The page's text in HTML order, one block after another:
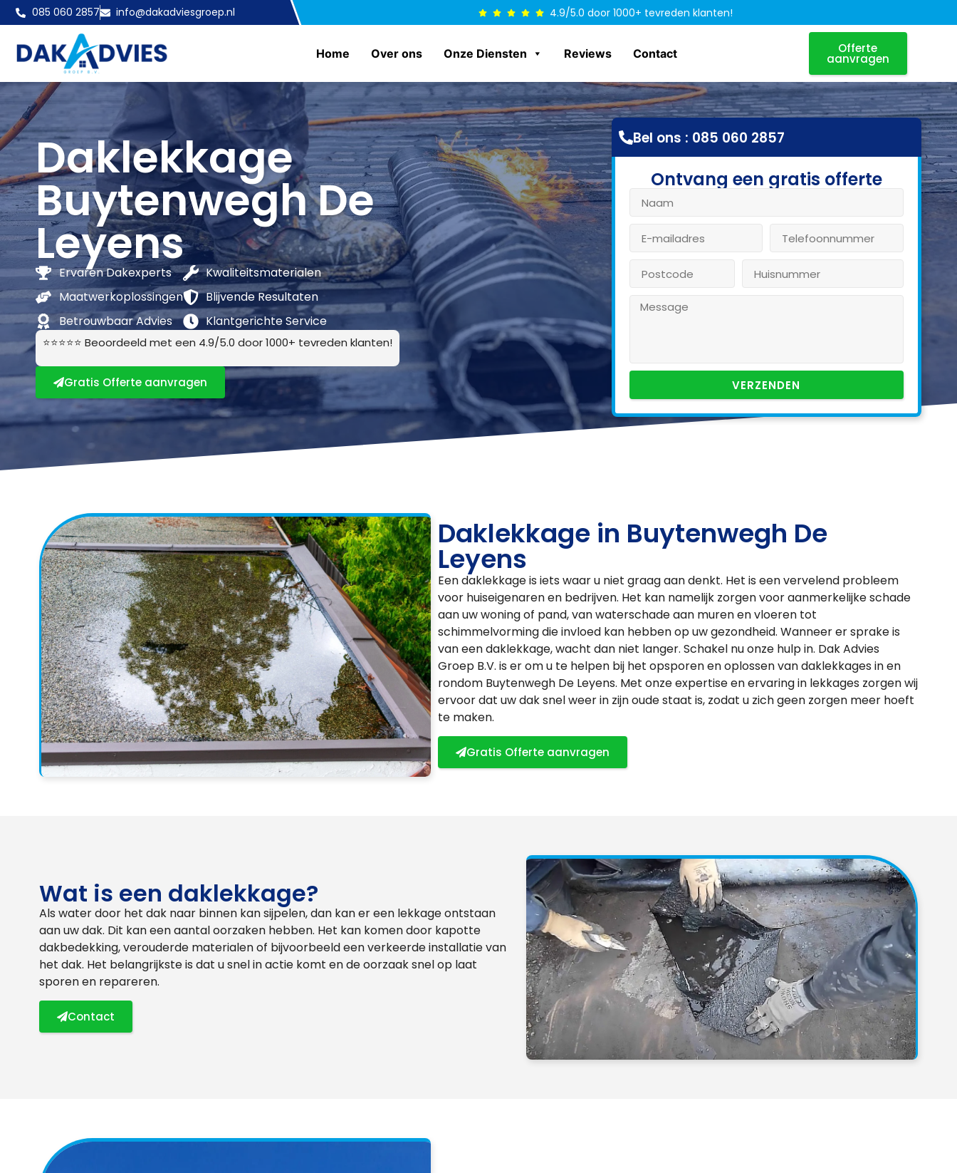
085 060 2857 info@dakadviesgroep.nl 4.9/5.0 door 1000+ tevreden klanten!
Home Over ons Onze Diensten Reviews Contact Offerte
aanvragen
Daklekkage
Buytenwegh De
Leyens
Ervaren Dakexperts
Maatwerkoplossingen
Betrouwbaar Advies
Kwaliteitsmaterialen
Blijvende Resultaten
Klantgerichte Service
⭐⭐⭐⭐⭐ Beoordeeld met een 4.9/5.0 door 1000+ tevreden klanten!
Gratis Offerte aanvragen
Bel ons : 085 060 2857
Ontvang een gratis offerte
VERZENDEN
Daklekkage in Buytenwegh De
Leyens
Een daklekkage is iets waar u niet graag aan denkt. Het is een vervelend probleem
voor huiseigenaren en bedrijven. Het kan namelijk zorgen voor aanmerkelijke schade
aan uw woning of pand, van waterschade aan muren en vloeren tot
schimmelvorming die invloed kan hebben op uw gezondheid. Wanneer er sprake is
van een daklekkage, wacht dan niet langer. Schakel nu onze hulp in. Dak Advies
Groep B.V. is er om u te helpen bij het opsporen en oplossen van daklekkages in en
rondom Buytenwegh De Leyens. Met onze expertise en ervaring in lekkages zorgen wij
ervoor dat uw dak snel weer in zijn oude staat is, zodat u zich geen zorgen meer hoeft
te maken.
Gratis Offerte aanvragen
Wat is een daklekkage?
Als water door het dak naar binnen kan sijpelen, dan kan er een lekkage ontstaan
aan uw dak. Dit kan een aantal oorzaken hebben. Het kan komen door kapotte
dakbedekking, verouderde materialen of bijvoorbeeld een verkeerde installatie van
het dak. Het belangrijkste is dat u snel in actie komt en de oorzaak snel op laat
sporen en repareren.
Contact